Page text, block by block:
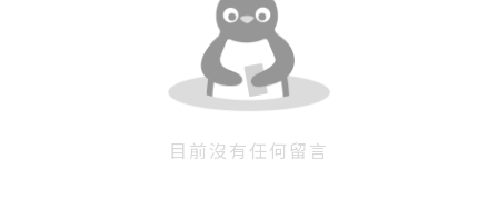
目前沒有任何留言